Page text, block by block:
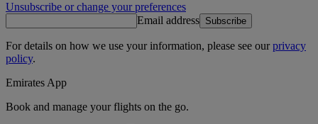
Unsubscribe or change your preferences
Email address Subscribe
For details on how we use your information, please see ourprivacy
policy.
Emirates App
Book and manage your flights on the go.